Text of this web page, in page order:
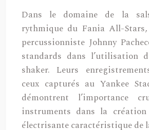
Dans le domaine de la
rythmique du Fania All-
percussionniste Johnny
standards dans l’utilisation
shaker. Leurs
ceux capturés au Yankee
démontrent l’importance
instruments dans la création
électrisante caractéristique de